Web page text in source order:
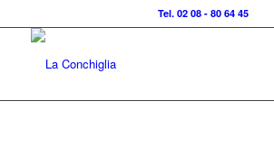
Tel. 02 08 - 80 64 45